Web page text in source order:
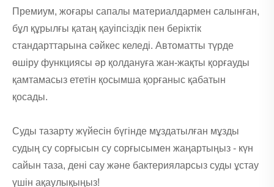
Премиум, жоғары сапалы материалдармен салынған,
бұл құрылғы қатаң қауіпсіздік пен беріктік
стандарттарына сәйкес келеді. Автоматты түрде
өшіру функциясы әр қолдануға жан-жақты қорғауды
қамтамасыз ететін қосымша қорғаныс қабатын
қосады.
Суды тазарту жүйесін бүгінде мұздатылған мұзды
судың су сорғысын су сорғысымен жаңартыңыз - күн
сайын таза, дені сау және бактерияларсыз суды ұстау
үшін ақаулықыңыз!